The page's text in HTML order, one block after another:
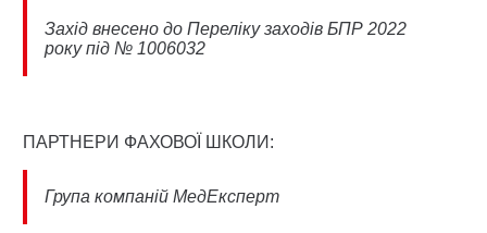
Захід внесено до Переліку заходів БПР 2022
рокупід № 1006032
ПАРТНЕРИ ФАХОВОЇ ШКОЛИ:
Група компаній МедЕксперт